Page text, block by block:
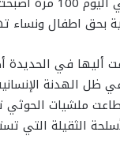
بحق اطفال
أليها في
الهدنة الإنسانية
ملشيات الحوثي
الثقيلة التي